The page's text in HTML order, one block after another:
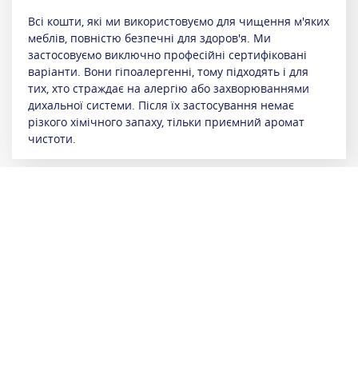
Всі кошти, які ми використовуємо для чищення м'яких
меблів, повністю безпечні для здоров'я. Ми
застосовуємо виключно професійні сертифіковані
варіанти. Вони гіпоалергенні, тому підходять і для
тих, хто страждає на алергію або захворюваннями
дихальної системи. Після їх застосування немає
різкого хімічного запаху, тільки приємний аромат
чистоти.